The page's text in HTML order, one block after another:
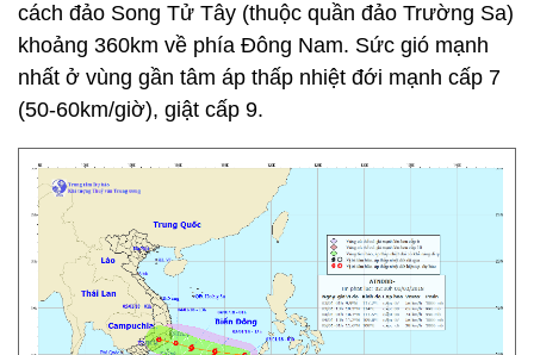
cách đảo Song Tử Tây (thuộc quần đảo Trường Sa)
khoảng 360km về phía Đông Nam. Sức gió mạnh
nhất ở vùng gần tâm áp thấp nhiệt đới mạnh cấp 7
(50-60km/giờ), giật cấp 9.